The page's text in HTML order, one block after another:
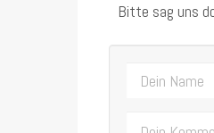
Bitte sag uns